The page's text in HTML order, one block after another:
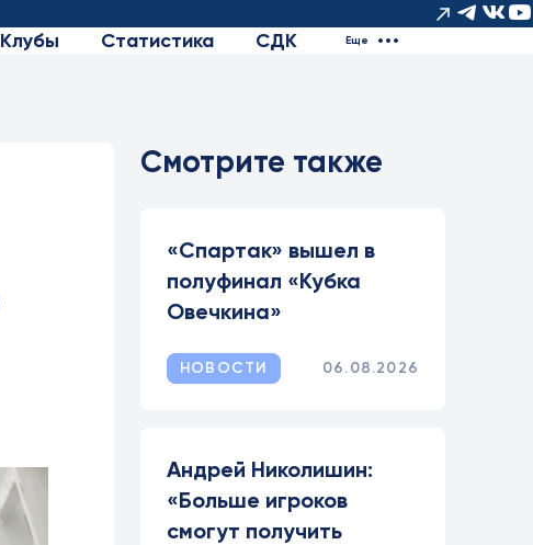
Клубы Статистика СДК Еще
Смотрите также
«Спартак» вышел в
полуфинал «Кубка
Овечкина»
НОВОСТИ 06.08.2026
Андрей Николишин:
«Больше игроков
смогут получить